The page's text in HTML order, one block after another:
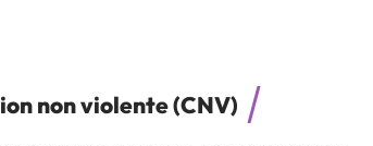
non violente (CNV)